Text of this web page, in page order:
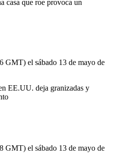
GMT) el sábado 13 de mayo de
GMT) el sábado 13 de mayo de